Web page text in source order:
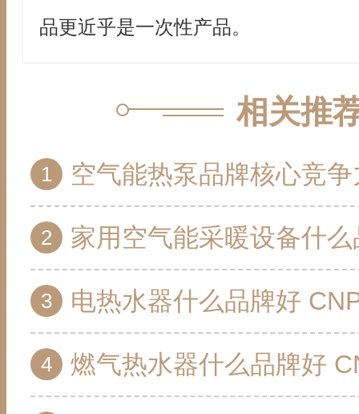
品更近乎是一次性产品。
相关推
空气能热泵品牌核心竞争力排行榜 10个值
家用空气能采暖设备什么品牌好 CNPP家用空气能
电热水器什么品牌好 CNPP电热水器
燃气热水器什么品牌好 CNPP燃气热水